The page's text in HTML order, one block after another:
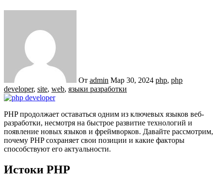
От admin Мар 30, 2024 php, php
developer, site, web, языки разработки
PHP продолжает оставаться одним из ключевых языков веб-
разработки, несмотря на быстрое развитие технологий и
появление новых языков и фреймворков. Давайте рассмотрим,
почему PHP сохраняет свои позиции и какие факторы
способствуют его актуальности.
Истоки PHP